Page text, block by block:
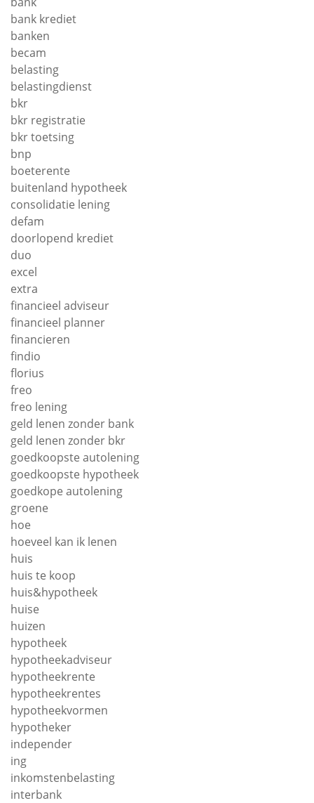
bank krediet
banken
becam
belasting
belastingdienst
bkr
bkr registratie
bkr toetsing
bnp
boeterente
buitenland hypotheek
consolidatie lening
defam
doorlopend krediet
duo
excel
extra
financieel adviseur
financieel planner
financieren
findio
florius
freo
freo lening
geld lenen zonder bank
geld lenen zonder bkr
goedkoopste autolening
goedkoopste hypotheek
goedkope autolening
groene
hoe
hoeveel kan ik lenen
huis
huis te koop
huis&hypotheek
huise
huizen
hypotheek
hypotheekadviseur
hypotheekrente
hypotheekrentes
hypotheekvormen
hypotheker
independer
ing
inkomstenbelasting
interbank